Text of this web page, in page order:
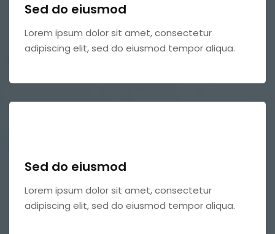
Sed do eiusmod
Lorem ipsum dolor sit amet, consectetur
adipiscing elit, sed do eiusmod tempor aliqua.
Sed do eiusmod
Lorem ipsum dolor sit amet, consectetur
adipiscing elit, sed do eiusmod tempor aliqua.